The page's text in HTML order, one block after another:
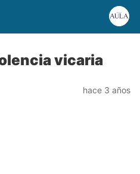
vicaria
hace 3 años